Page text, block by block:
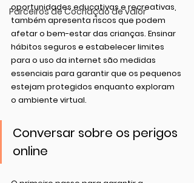
Parceiros de Cocriação de valor
oportunidades educativas e recreativas,
também apresenta riscos que podem
afetar o bem-estar das crianças. Ensinar
hábitos seguros e estabelecer limites
para o uso da internet são medidas
essenciais para garantir que os pequenos
estejam protegidos enquanto exploram
o ambiente virtual.
Conversar sobre os perigos
online